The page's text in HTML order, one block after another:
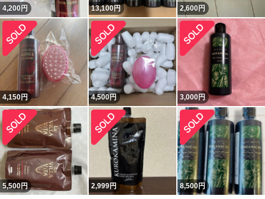
4,200円 13,100円 2,600円
4,150円 4,500円 3,000円
5,500円 2,999円 8,500円